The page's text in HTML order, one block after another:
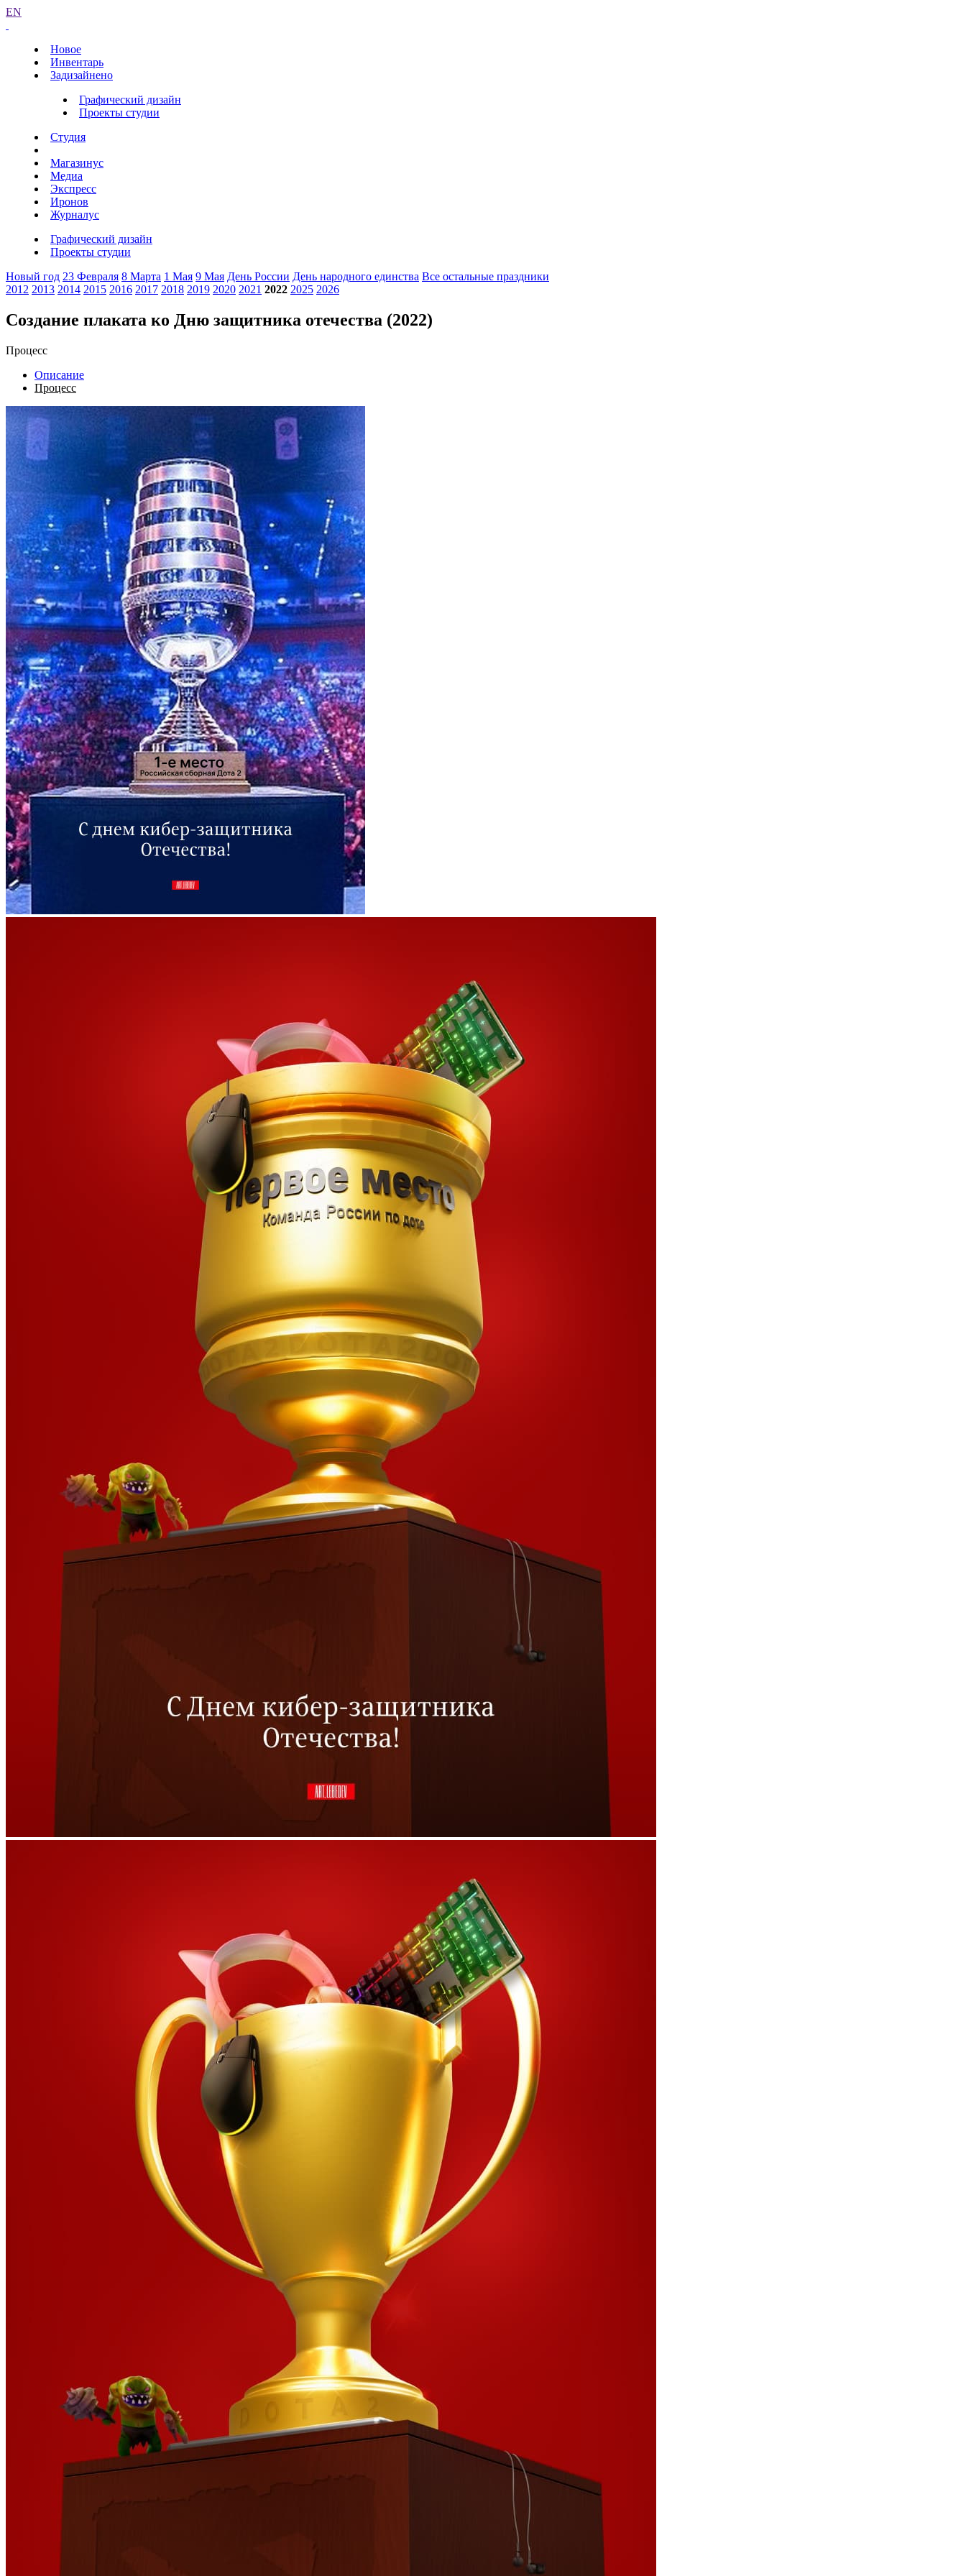
EN
Новое
Инвентарь
Задизайнено
Графический дизайн
Проекты студии
Студия
Магазинус
Медиа
Экспресс
Иронов
Журналус
Графический дизайн
Проекты студии
Новый год 23 Февраля 8 Марта 1 Мая 9 Мая День России День народного единства Все остальные праздники
2012 2013 2014 2015 2016 2017 2018 2019 2020 2021 2022 2025 2026
Создание плаката ко Дню защитника отечества (2022)
Процесс
Описание
Процесс